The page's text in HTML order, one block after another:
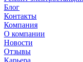
Блог
Контакты
Компания
О компании
Новости
Отзывы
Карьера